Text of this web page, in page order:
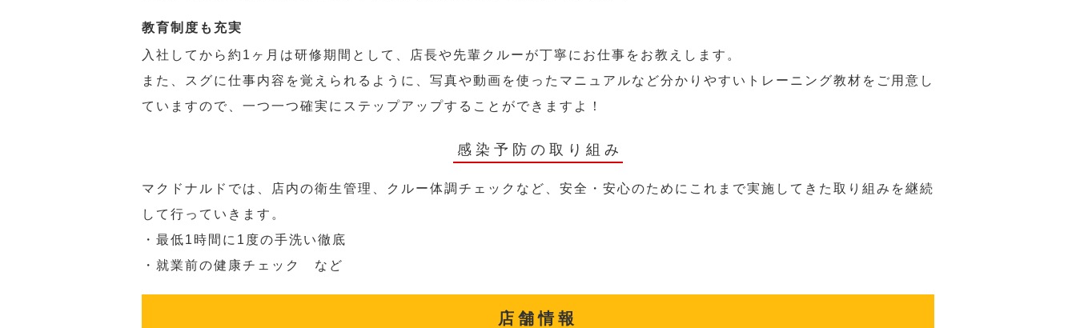
教育制度も充実
入社してから約1ヶ月は研修期間として、店長や先輩クルーが丁寧にお仕事をお教えします。
また、スグに仕事内容を覚えられるように、写真や動画を使ったマニュアルなど分かりやすいトレーニング教材をご用意し
ていますので、一つ一つ確実にステップアップすることができますよ！
感染予防の取り組み
マクドナルドでは、店内の衛生管理、クルー体調チェックなど、安全・安心のためにこれまで実施してきた取り組みを継続
して行っていきます。
・最低1時間に1度の手洗い徹底
・就業前の健康チェック など
店舗情報